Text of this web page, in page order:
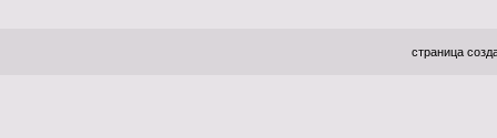
страница